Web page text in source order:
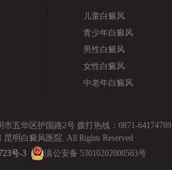
儿童白癜风
青少年白癜风
男性白癜风
女性白癜风
中老年白癜风
市五华区护国路2号 拨打热线：0871-64174769
昆明白癜风医院. All Rights Reserved
号-3
滇公安备 53010202000563号